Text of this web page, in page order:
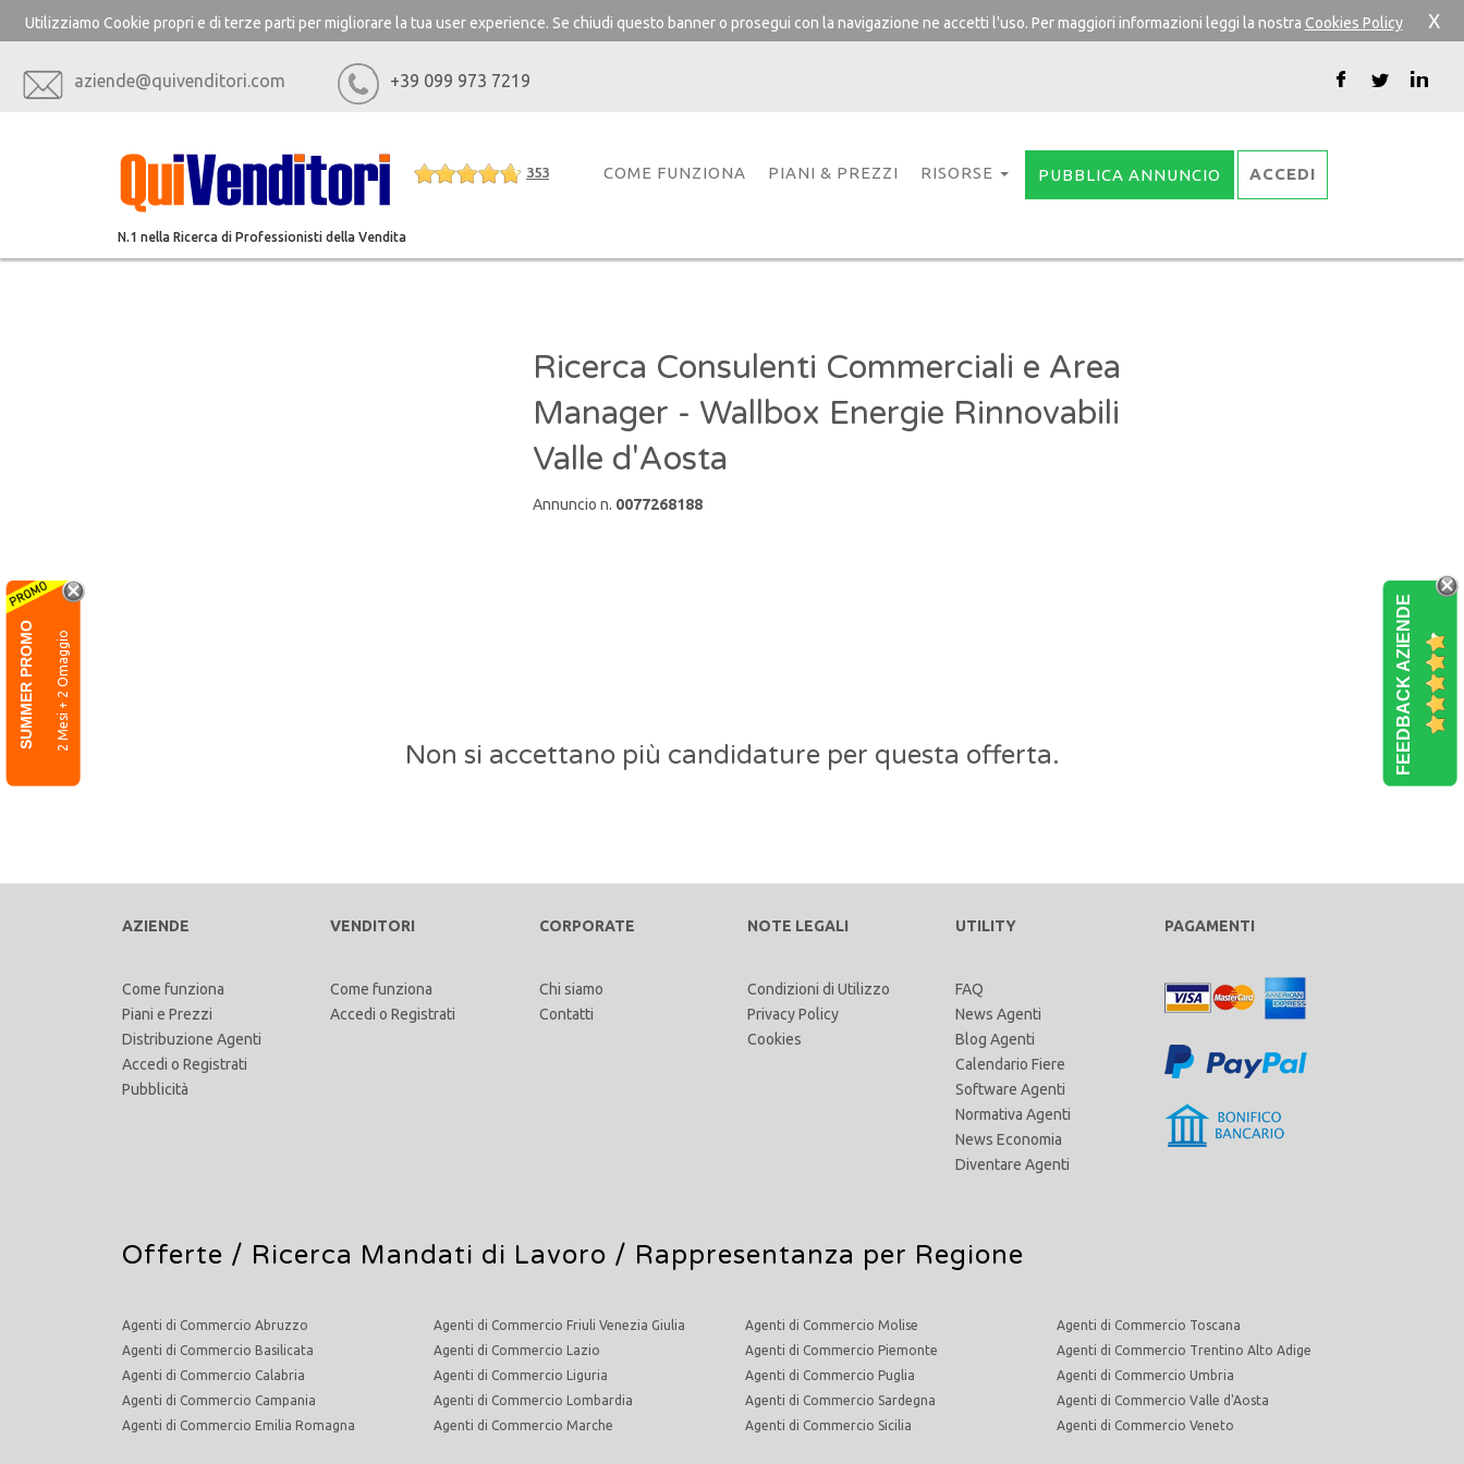
Utilizziamo Cookie propri e di terze parti per migliorare la tua user experience. Se chiudi questo banner o prosegui con la navigazione ne accetti l'uso. Per maggiori informazioni leggi la nostra Cookies Policy X
aziende@quivenditori.com +39 099 973 7219
353
N.1 nella Ricerca di Professionisti della Vendita
COME FUNZIONA PIANI & PREZZI RISORSE PUBBLICA ANNUNCIO ACCEDI
FEEDBACK AZIENDE
SUMMER PROMO 2 Mesi + 2 Omaggio
Ricerca Consulenti Commerciali e Area
Manager - Wallbox Energie Rinnovabili
Valle d'Aosta
Annuncio n. 0077268188
Non si accettano più candidature per questa offerta.
AZIENDE
Come funziona
Piani e Prezzi
Distribuzione Agenti
Accedi o Registrati
Pubblicità
VENDITORI
Come funziona
Accedi oRegistrati
CORPORATE
Chi siamo
Contatti
NOTE LEGALI
Condizioni di Utilizzo
Privacy Policy
Cookies
UTILITY
FAQ
News Agenti
Blog Agenti
Calendario Fiere
Software Agenti
Normativa Agenti
News Economia
Diventare Agenti
PAGAMENTI
Offerte / Ricerca Mandati di Lavoro / Rappresentanza per Regione
Agenti di Commercio Abruzzo
Agenti di Commercio Basilicata
Agenti di Commercio Calabria
Agenti di Commercio Campania
Agenti di Commercio Emilia Romagna
Agenti di Commercio Friuli Venezia Giulia
Agenti di Commercio Lazio
Agenti di Commercio Liguria
Agenti di Commercio Lombardia
Agenti di Commercio Marche
Agenti di Commercio Molise
Agenti di Commercio Piemonte
Agenti di Commercio Puglia
Agenti di Commercio Sardegna
Agenti di Commercio Sicilia
Agenti di Commercio Toscana
Agenti di Commercio Trentino Alto Adige
Agenti di Commercio Umbria
Agenti di Commercio Valle d'Aosta
Agenti di Commercio Veneto